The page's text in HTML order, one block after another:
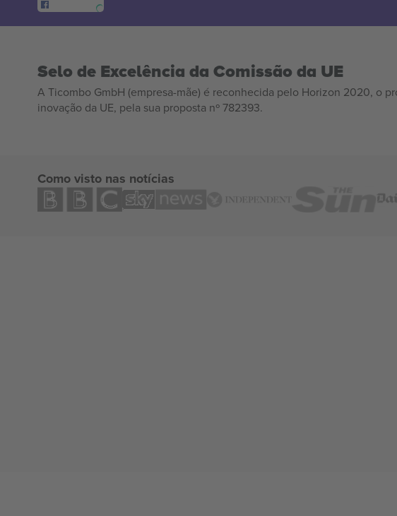
Selo de Excelência da Comissão da UE
A Ticombo GmbH (empresa-mãe) é reconhecida pelo Horizon 2020, o
inovação da UE, pela sua proposta nº 782393.
Como visto nas notícias